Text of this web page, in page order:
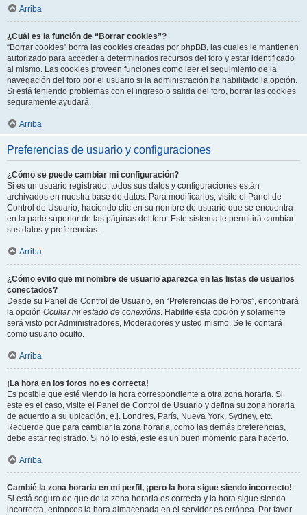
Arriba
¿Cuál es la función de “Borrar cookies”?
“Borrar cookies” borra las cookies creadas por phpBB, las cuales le mantienen
autorizado para acceder a determinados recursos del foro y estar identificado
al mismo. Las cookies proveen funciones como leer el seguimiento de la
navegación del foro por el usuario si la administración ha habilitado la opción.
Si está teniendo problemas con el ingreso o salida del foro, borrar las cookies
seguramente ayudará.
Arriba
Preferencias de usuario y configuraciones
¿Cómo se puede cambiar mi configuración?
Si es un usuario registrado, todos sus datos y configuraciones están
archivados en nuestra base de datos. Para modificarlos, visite el Panel de
Control de Usuario; haciendo clic en su nombre de usuario que se encuentra
en la parte superior de las páginas del foro. Este sistema le permitirá cambiar
sus datos y preferencias.
Arriba
¿Cómo evito que mi nombre de usuario aparezca en las listas de usuarios
conectados?
Desde su Panel de Control de Usuario, en “Preferencias de Foros”, encontrará
la opción Ocultar mi estado de conexións. Habilite esta opción y solamente
será visto por Administradores, Moderadores y usted mismo. Se le contará
como usuario oculto.
Arriba
¡La hora en los foros no es correcta!
Es posible que esté viendo la hora correspondiente a otra zona horaria. Si
este es el caso, visite el Panel de Control de Usuario y defina su zona horaria
de acuerdo a su ubicación, e.j. Londres, París, Nueva York, Sydney, etc.
Recuerde que para cambiar la zona horaria, como las demás preferencias,
debe estar registrado. Si no lo está, este es un buen momento para hacerlo.
Arriba
Cambié la zona horaria en mi perfil, ¡pero la hora sigue siendo incorrecto!
Si está seguro de que de la zona horaria es correcta y la hora sigue siendo
incorrecta, entonces la hora almacenada en el servidor es errónea. Por favor